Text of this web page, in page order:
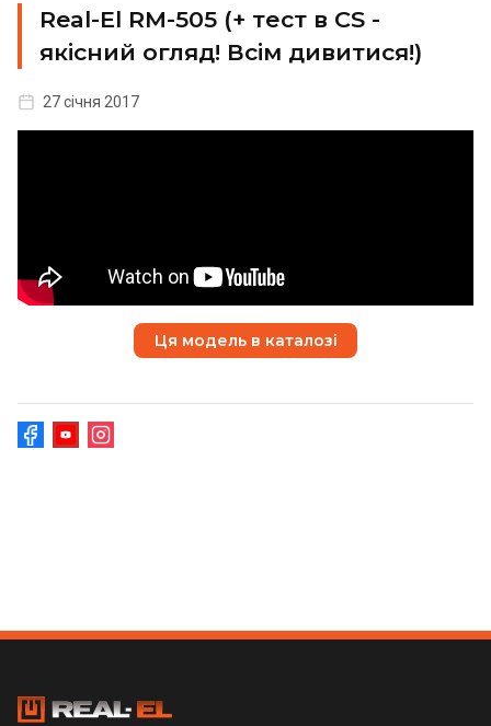
Real-El RM-505 (+ тест в CS -
якісний огляд! Всім дивитися!)
27 січня 2017
Ця модель в каталозі